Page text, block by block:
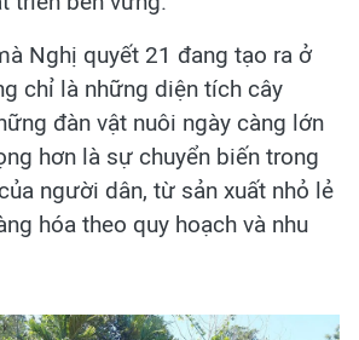
Nghị quyết 21 đang tạo ra ở
chỉ là những diện tích cây
đàn vật nuôi ngày càng lớn
hơn là sự chuyển biến trong
người dân, từ sản xuất nhỏ lẻ
hóa theo quy hoạch và nhu